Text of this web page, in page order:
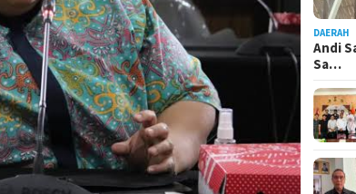
DAERAH
Andi
Sa…